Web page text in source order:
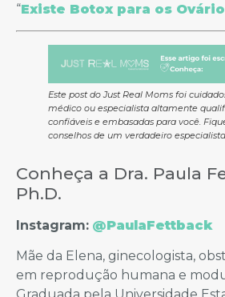
“Existe Botox para os
Este post do Just Real Moms foi
médico ou especialista altamente
confiáveis e embasadas para você.
conselhos de um verdadeiro
Conheça a Dra. Paula
Ph.D.
Instagram: @PaulaFettback
Mãe da Elena, ginecologista,
em reprodução humana e